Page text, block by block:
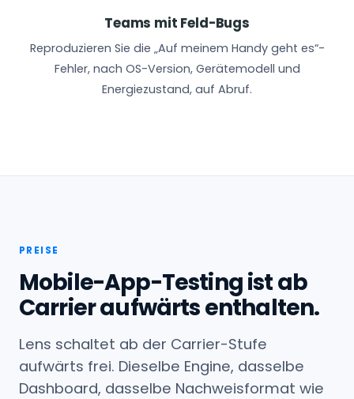
Teams mit Feld-Bugs
Reproduzieren Sie die „Auf meinem Handy geht es“-
Fehler, nach OS-Version, Gerätemodell und
Energiezustand, auf Abruf.
PREISE
Mobile-App-Testing ist ab
Carrier aufwärts enthalten.
Lens schaltet ab der Carrier-Stufe
aufwärts frei. Dieselbe Engine, dasselbe
Dashboard, dasselbe Nachweisformat wie